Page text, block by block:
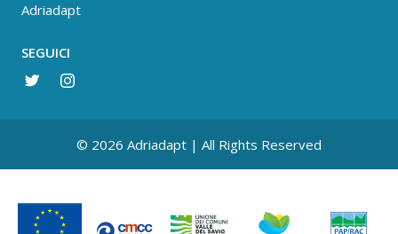
Adriadapt
SEGUICI
© 2026 Adriadapt | All Rights Reserved